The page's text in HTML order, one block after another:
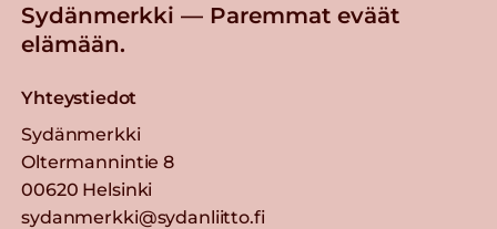
Sydänmerkki — Paremmat eväät
elämään.
Yhteystiedot
Sydänmerkki
Oltermannintie 8
00620 Helsinki
sydanmerkki@sydanliitto.fi